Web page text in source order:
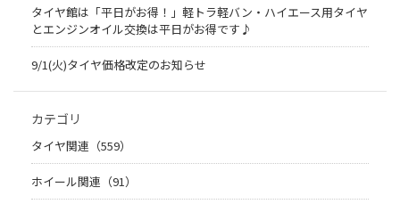
タイヤ館は「平日がお得！」軽トラ軽バン・ハイエース用タイヤ
とエンジンオイル交換は平日がお得です♪
9/1(火)タイヤ価格改定のお知らせ
カテゴリ
タイヤ関連（559）
ホイール関連（91）